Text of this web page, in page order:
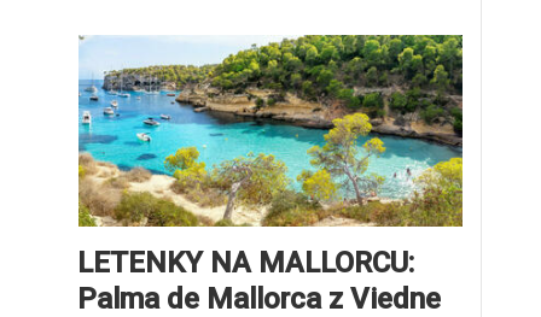
LETENKY NA MALLORCU:
Palma de Mallorca z Viedne